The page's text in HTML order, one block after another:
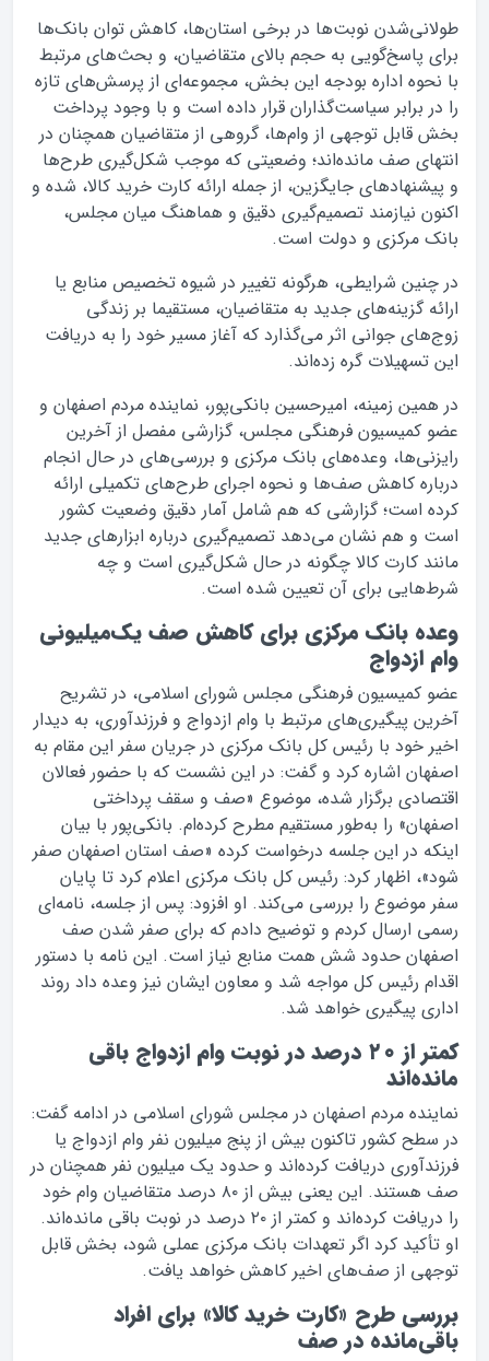
طولانی‌شدن نوبت‌ها در برخی استان‌ها، کاهش توان بانک‌ها
برای پاسخ‌گویی به حجم بالای متقاضیان، و بحث‌های مرتبط
با نحوه اداره بودجه این بخش، مجموعه‌ای از پرسش‌های تازه
را در برابر سیاست‌گذاران قرار داده است و با وجود پرداخت
بخش قابل توجهی از وام‌ها، گروهی از متقاضیان همچنان در
انتهای صف مانده‌اند؛ وضعیتی که موجب شکل‌گیری طرح‌ها
و پیشنهادهای جایگزین، از جمله ارائه کارت خرید کالا، شده و
اکنون نیازمند تصمیم‌گیری دقیق و هماهنگ میان مجلس،
بانک مرکزی و دولت است.
در چنین شرایطی، هرگونه تغییر در شیوه تخصیص منابع یا
ارائه گزینه‌های جدید به متقاضیان، مستقیما بر زندگی
زوج‌های جوانی اثر می‌گذارد که آغاز مسیر خود را به دریافت
این تسهیلات گره زده‌اند.
در همین زمینه، امیرحسین بانکی‌پور، نماینده مردم اصفهان و
عضو کمیسیون فرهنگی مجلس، گزارشی مفصل از آخرین
رایزنی‌ها، وعده‌های بانک مرکزی و بررسی‌های در حال انجام
درباره کاهش صف‌ها و نحوه اجرای طرح‌های تکمیلی ارائه
کرده است؛ گزارشی که هم شامل آمار دقیق وضعیت کشور
است و هم نشان می‌دهد تصمیم‌گیری درباره ابزارهای جدید
مانند کارت کالا چگونه در حال شکل‌گیری است و چه
شرط‌هایی برای آن تعیین شده است.
وعده بانک مرکزی برای کاهش صف یک‌میلیونی
وام ازدواج
عضو کمیسیون فرهنگی مجلس شورای اسلامی، در تشریح
آخرین پیگیری‌های مرتبط با وام ازدواج و فرزندآوری، به دیدار
اخیر خود با رئیس کل بانک مرکزی در جریان سفر این مقام به
اصفهان اشاره کرد و گفت: در این نشست که با حضور فعالان
اقتصادی برگزار شده، موضوع «صف و سقف پرداختی
اصفهان» را به‌طور مستقیم مطرح کرده‌ام. بانکی‌پور با بیان
اینکه در این جلسه درخواست کرده «صف استان اصفهان صفر
شود»، اظهار کرد: رئیس کل بانک مرکزی اعلام کرد تا پایان
سفر موضوع را بررسی می‌کند. او افزود: پس از جلسه، نامه‌ای
رسمی ارسال کردم و توضیح دادم که برای صفر شدن صف
اصفهان حدود شش همت منابع نیاز است. این نامه با دستور
اقدام رئیس کل مواجه شد و معاون ایشان نیز وعده داد روند
اداری پیگیری خواهد شد.
کمتر از ۲۰ درصد در نوبت وام ازدواج باقی
مانده‌اند
نماینده مردم اصفهان در مجلس شورای اسلامی در ادامه گفت:
در سطح کشور تاکنون بیش از پنج میلیون نفر وام ازدواج یا
فرزندآوری دریافت کرده‌اند و حدود یک میلیون نفر همچنان در
صف هستند. این یعنی بیش از ۸۰ درصد متقاضیان وام خود
را دریافت کرده‌اند و کمتر از ۲۰ درصد در نوبت باقی مانده‌اند.
او تأکید کرد اگر تعهدات بانک مرکزی عملی شود، بخش قابل
توجهی از صف‌های اخیر کاهش خواهد یافت.
بررسی طرح «کارت خرید کالا» برای افراد
باقی‌مانده در صف